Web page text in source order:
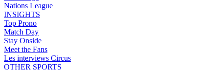
Nations League
INSIGHTS
Top Prono
Match Day
Stay Onside
Meet the Fans
Les interviews Circus
OTHER SPORTS